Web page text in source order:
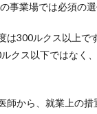
事業場では必須の選
は300ルクス以上で
クス以下ではなく
師から、就業上の措